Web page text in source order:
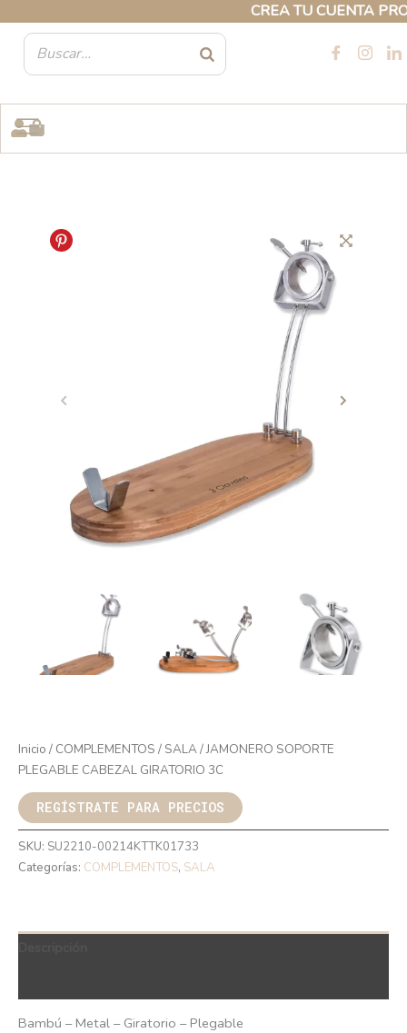
CREA TU CUENTA
contenido
Inicio / COMPLEMENTOS / SALA/ JAMONERO SOPORTE
PLEGABLE CABEZAL GIRATORIO 3C
REGÍSTRATE PARA PRECIOS
SKU: SU2210-00214KTTK01733
Categorías: COMPLEMENTOS, SALA
Bambú – Metal – Giratorio – Plegable